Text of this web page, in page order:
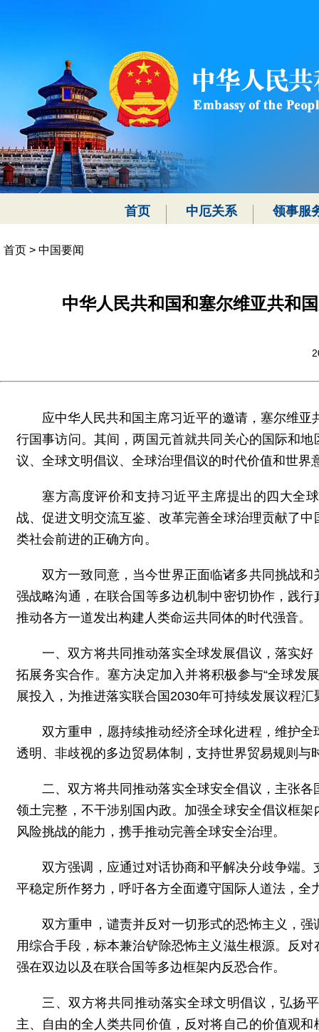
首页 中厄关系 领事服
首页 > 中国要闻
中华人民共和国和塞尔维亚共和
应中华人民共和国主席习近平的邀请，塞尔维
行国事访问。其间，两国元首就共同关心的国际和
议、全球文明倡议、全球治理倡议的时代价值和世界
塞方高度评价和支持习近平主席提出的四大全
战、促进文明交流互鉴、改革完善全球治理贡献了
类社会前进的正确方向。
双方一致同意，当今世界正面临诸多共同挑战
强战略沟通，在联合国等多边机制中密切协作，践
推动各方一道发出构建人类命运共同体的时代强音。
一、双方将共同推动落实全球发展倡议，落实
拓展务实合作。塞方决定加入并将积极参与“全球发
展投入，为推进落实联合国2030年可持续发展议程汇
双方重申，愿持续推动经济全球化进程，维护
透明、非歧视的多边贸易体制，支持世界贸易规则
二、双方将共同推动落实全球安全倡议，主张
领土完整，不干涉别国内政。加强全球安全倡议框
风险挑战的能力，携手推动完善全球安全治理。
双方强调，应通过对话协商和平解决分歧争端
平稳定所作努力，呼吁各方全面遵守国际人道法，全
双方重申，谴责并反对一切形式的恐怖主义，
用综合手段，标本兼治铲除恐怖主义滋生根源。反
强在双边以及在联合国等多边框架内反恐合作。
三、双方将共同推动落实全球文明倡议，弘扬
主、自由的全人类共同价值，反对将自己的价值观